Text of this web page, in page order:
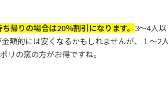
帰りの場合は20％割引になります。 3～4人以
額的には安くなるかもしれませんが、１～2人
リの窯の方がお得ですね。